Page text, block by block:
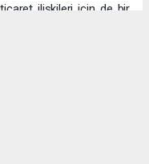
ilişkileri için de bir